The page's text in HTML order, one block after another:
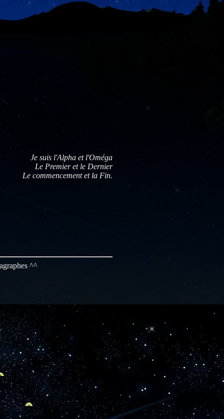
Je suis l'Alpha et l'Oméga
Le Premier et le Dernier
Le commencement et la Fin.
^^
BE AN ALCOHOLIC HORSE, ADULATE